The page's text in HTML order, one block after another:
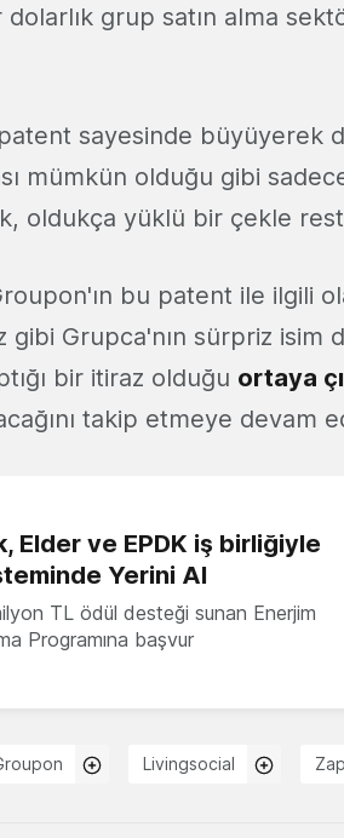
grup satın alma
sayesinde büyüyerek
mümkün olduğu gibi
oldukça yüklü bir çekle
bu patent ile ilgili
gibi Grupca'nın sürpriz isim
bir itiraz olduğu ortaya
takip etmeye devam
Elder ve EPDK iş birliğiyle
Yerini Al
TL ödül desteği sunan Enerjim
Programına başvur
Livingsocial